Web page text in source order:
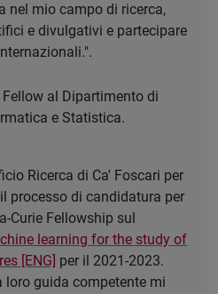
nel mio campo di ricerca,
e divulgativi e partecipare
Fellow al Dipartimento di
e Statistica.
Ricerca di Ca' Foscari per
processo di candidatura per
Curie Fellowship sul
learning for the study of
[ENG] per il 2021-2023.
loro guida competente mi